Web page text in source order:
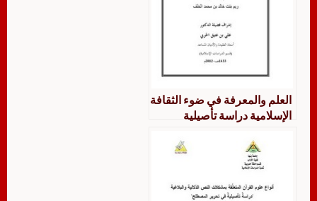
العلم والمعرفة في ضوء الثقافة
الإسلامية دراسة تأصيلية